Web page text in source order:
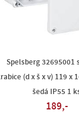
Spelsberg 32695001
(d x š x v) 119 x
šedá IP55 1
189,-